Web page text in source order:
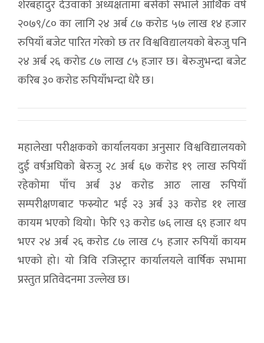
शेरबहादुर देउवाको अध्यक्षतामा बसेको सभाले आर्थिक वर्ष
२०७९/८० का लागि २४ अर्ब ८७ करोड ५७ लाख १४ हजार
रुपियाँ बजेट पारित गरेको छ तर विश्वविद्यालयको बेरुजु पनि
२४ अर्ब २६ करोड ८७ लाख ८५ हजार छ। बेरुजुभन्दा बजेट
करिब ३० करोड रुपियाँभन्दा धेरै छ।
महालेखा परीक्षकको कार्यालयका अनुसार विश्वविद्यालयको
दुई वर्षअघिको बेरुजु २८ अर्ब ६७ करोड १९ लाख रुपियाँ
रहेकोमा पाँच अर्ब ३४ करोड आठ लाख रुपियाँ
सम्परीक्षणबाट फस्र्योट भई २३ अर्ब ३३ करोड ११ लाख
कायम भएको थियो। फेरि ९३ करोड ७६ लाख ६९ हजार थप
भएर २४ अर्ब २६ करोड ८७ लाख ८५ हजार रुपियाँ कायम
भएको हो। यो त्रिवि रजिस्ट्रार कार्यालयले वार्षिक सभामा
प्रस्तुत प्रतिवेदनमा उल्लेख छ।